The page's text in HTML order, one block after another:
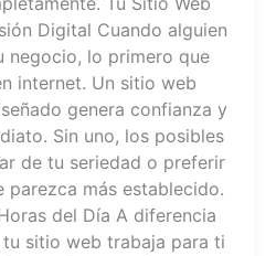
Digital Cuando alguien
negocio, lo primero que
internet. Un sitio web
genera confianza y
Sin uno, los posibles
de tu seriedad o preferir
parezca más establecido.
del Día A diferencia
sitio web trabaja para ti